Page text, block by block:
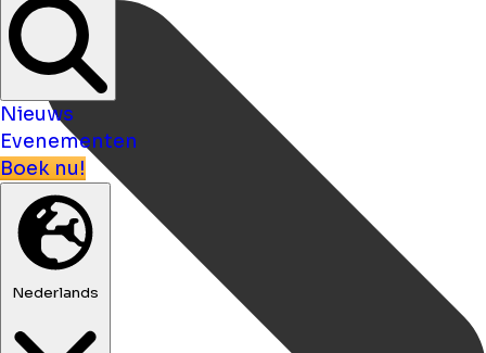
Nieuws
Evenementen
Boek nu!
Nederlands